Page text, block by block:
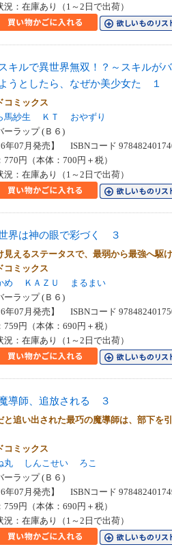
況：在庫あり（1～2日で出荷）
キルで異世界無双！？～スキルが
うとしたら、なぜか美少女た １
コミックス
馬紗生
ＫＴ
おやずり
ーラップ (Ｂ６)
年07月発売】 ISBNコード
770円（本体：700円＋税）
況：在庫あり（1～2日で出荷）
界は神の眼で彩づく ３
見えるステータスで、最弱から最強へ駆
コミックス
め
ＫＡＺＵ
まるまい
ーラップ (Ｂ６)
年07月発売】 ISBNコード
759円（本体：690円＋税）
況：在庫あり（1～2日で出荷）
導師、追放される ３
と追い出された最巧の魔導師は、部下を
コミックス
丸
しんこせい
ろこ
ーラップ (Ｂ６)
年07月発売】 ISBNコード
759円（本体：690円＋税）
況：在庫あり（1～2日で出荷）